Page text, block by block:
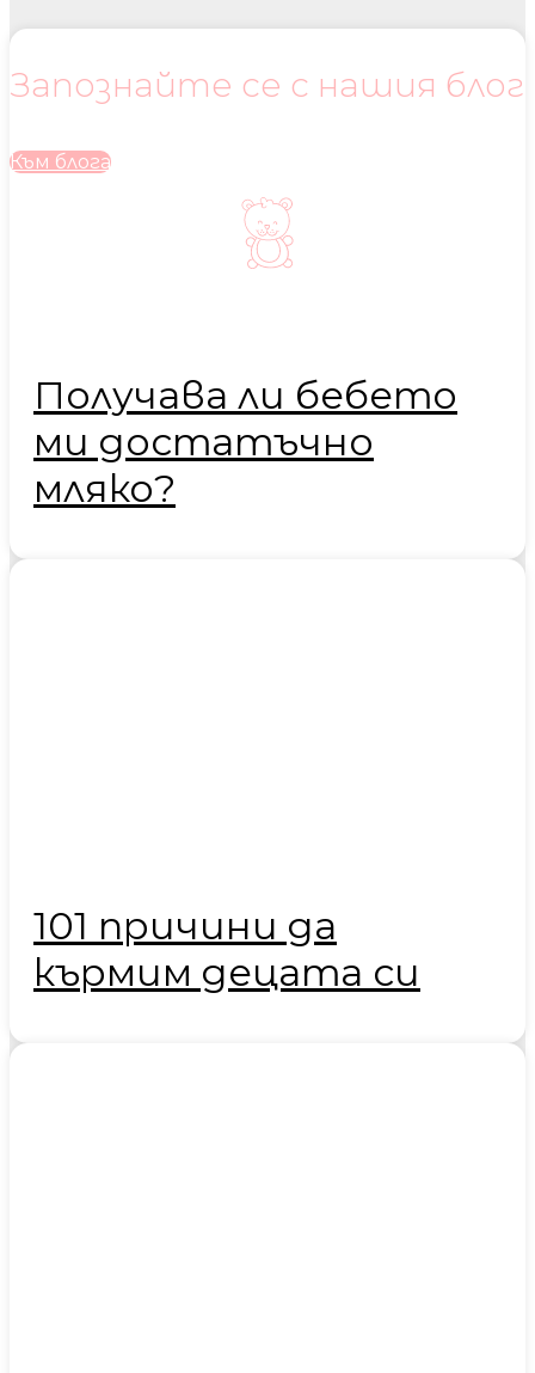
Запознайте се с нашия блог
Към блога
Получава ли бебето
ми достатъчно
мляко?
101 причини да
кърмим децата си